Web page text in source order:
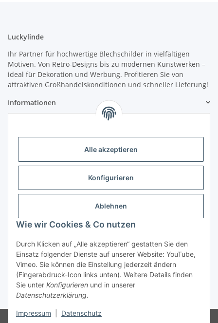
Alle akzeptieren
Konfigurieren
Ablehnen
Wie wir Cookies & Co nutzen
Durch Klicken auf „Alle akzeptieren“ gestatten Sie den
Einsatz folgender Dienste auf unserer Website: YouTube,
Vimeo. Sie können die Einstellung jederzeit ändern
(Fingerabdruck-Icon links unten). Weitere Details finden
Sie unter Konfigurieren und in unserer
Datenschutzerklärung.
Impressum Datenschutz
Luckylinde
Ihr Partner für hochwertige Blechschilder in vielfältigen
Motiven. Von Retro-Designs bis zu modernen Kunstwerken –
ideal für Dekoration und Werbung. Profitieren Sie von
attraktiven Großhandelskonditionen und schneller Lieferung!
Informationen
Passwort vergessen
Neu hier?Jetzt registrieren!
* Alle Preise zzgl. gesetzlicher USt., zzgl.